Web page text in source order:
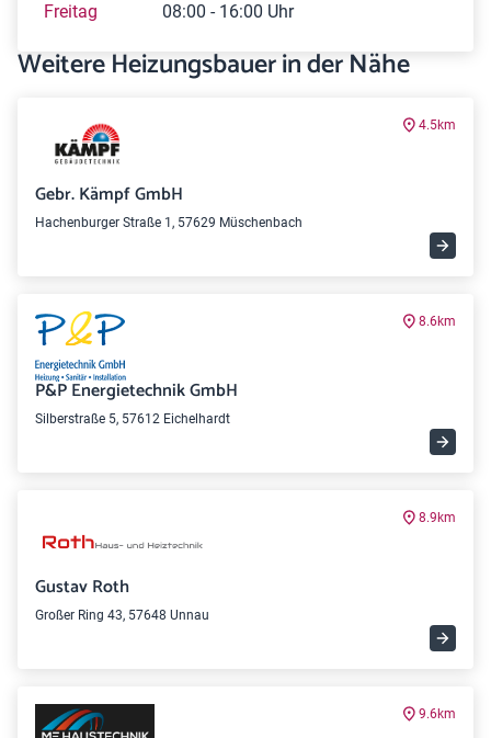
Freitag
08:00 - 16:00 Uhr
Weitere Heizungsbauer in der Nähe
4.5km
Gebr. Kämpf GmbH
Hachenburger Straße 1, 57629 Müschenbach
8.6km
P&P Energietechnik GmbH
Silberstraße 5, 57612 Eichelhardt
8.9km
Gustav Roth
Großer Ring 43, 57648 Unnau
9.6km